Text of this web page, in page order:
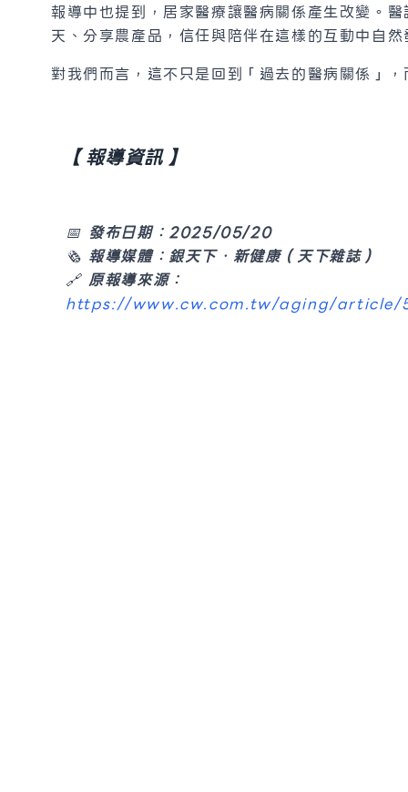
報導中也提到，居家醫療讓醫病關係產生改變。
天、分享農產品，信任與陪伴在這樣的互動中自
對我們而言，這不只是回到「過去的醫病關係」
【報導資訊】
📅 發布日期：2025/05/20
🗞 報導媒體：銀天下．新健康（天下雜誌）
🔗原報導來源：
https://www.cw.com.tw/aging/article/